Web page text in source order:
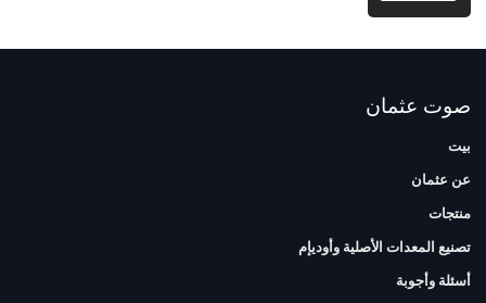
صوت عثمان
بيت
عن عثمان
منتجات
تصنيع المعدات الأصلية وأوديإم
أسئلة وأجوبة